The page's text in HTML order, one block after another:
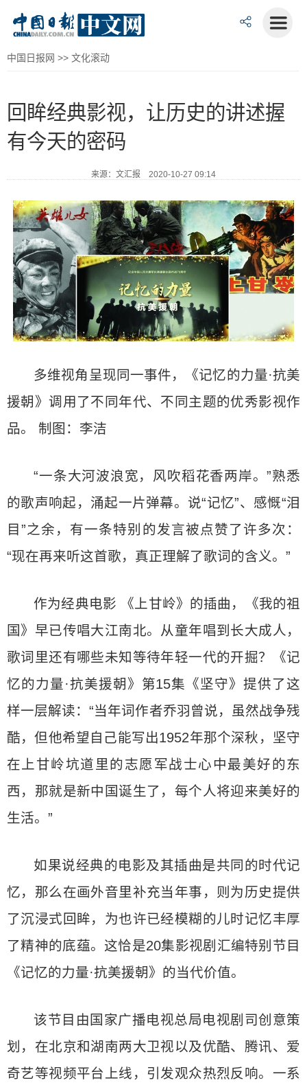
中国日报网 >> 文化滚动
回眸经典影视，让历史的讲述握
有今天的密码
来源：文汇报 2020-10-27 09:14
多维视角呈现同一事件，《记忆的力量·抗美
援朝》调用了不同年代、不同主题的优秀影视作
品。 制图：李洁
“一条大河波浪宽，风吹稻花香两岸。”熟悉
的歌声响起，涌起一片弹幕。说“记忆”、感慨“泪
目”之余，有一条特别的发言被点赞了许多次：
“现在再来听这首歌，真正理解了歌词的含义。”
作为经典电影 《上甘岭》的插曲，《我的祖
国》早已传唱大江南北。从童年唱到长大成人，
歌词里还有哪些未知等待年轻一代的开掘？《记
忆的力量·抗美援朝》第15集《坚守》提供了这
样一层解读：“当年词作者乔羽曾说，虽然战争残
酷，但他希望自己能写出1952年那个深秋，坚守
在上甘岭坑道里的志愿军战士心中最美好的东
西，那就是新中国诞生了，每个人将迎来美好的
生活。”
如果说经典的电影及其插曲是共同的时代记
忆，那么在画外音里补充当年事，则为历史提供
了沉浸式回眸，为也许已经模糊的儿时记忆丰厚
了精神的底蕴。这恰是20集影视剧汇编特别节目
《记忆的力量·抗美援朝》的当代价值。
该节目由国家广播电视总局电视剧司创意策
划，在北京和湖南两大卫视以及优酷、腾讯、爱
奇艺等视频平台上线，引发观众热烈反响。一系